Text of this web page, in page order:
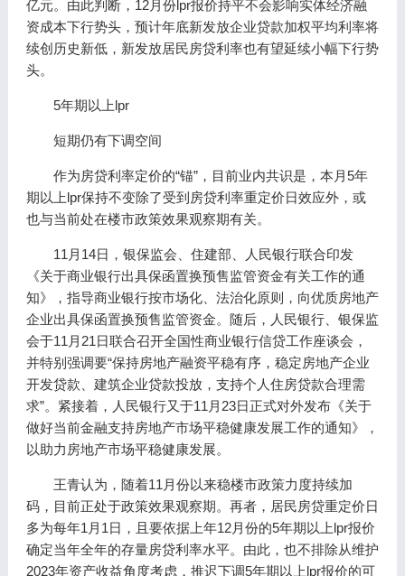
亿元。由此判断，12月份lpr报价持平不会影响实体经济融
资成本下行势头，预计年底新发放企业贷款加权平均利率将
续创历史新低，新发放居民房贷利率也有望延续小幅下行势
头。
5年期以上lpr
短期仍有下调空间
作为房贷利率定价的“锚”，目前业内共识是，本月5年
期以上lpr保持不变除了受到房贷利率重定价日效应外，或
也与当前处在楼市政策效果观察期有关。
11月14日，银保监会、住建部、人民银行联合印发
《关于商业银行出具保函置换预售监管资金有关工作的通
知》，指导商业银行按市场化、法治化原则，向优质房地产
企业出具保函置换预售监管资金。随后，人民银行、银保监
会于11月21日联合召开全国性商业银行信贷工作座谈会，
并特别强调要“保持房地产融资平稳有序，稳定房地产企业
开发贷款、建筑企业贷款投放，支持个人住房贷款合理需
求”。紧接着，人民银行又于11月23日正式对外发布《关于
做好当前金融支持房地产市场平稳健康发展工作的通知》，
以助力房地产市场平稳健康发展。
王青认为，随着11月份以来稳楼市政策力度持续加
码，目前正处于政策效果观察期。再者，居民房贷重定价日
多为每年1月1日，且要依据上年12月份的5年期以上lpr报价
确定当年全年的存量房贷利率水平。由此，也不排除从维护
2023年资产收益角度考虑，推迟下调5年期以上lpr报价的可